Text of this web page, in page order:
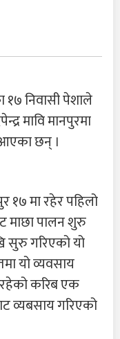
निवासी पेशाले
मावि मानपुरमा
छन् ।
मा रहेर पहिलो
माछा पालन शुरु
सुरु गरिएको यो
यो व्यवसाय
करिब एक
व्यबसाय गरिएको